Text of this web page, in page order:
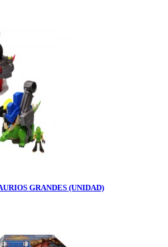
GRANDES (UNIDAD)